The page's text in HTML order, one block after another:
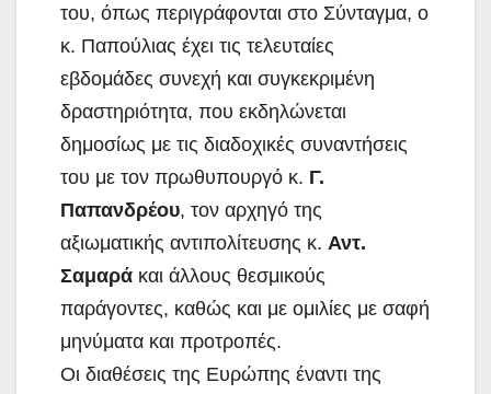
του, όπως περιγράφονται στο Σύνταγμα, ο
κ. Παπούλιας έχει τις τελευταίες
εβδομάδες συνεχή και συγκεκριμένη
δραστηριότητα, που εκδηλώνεται
δημοσίως με τις διαδοχικές συναντήσεις
του με τον πρωθυπουργό κ. Γ.
Παπανδρέου, τον αρχηγό της
αξιωματικής αντιπολίτευσης κ. Αντ.
Σαμαρά και άλλους θεσμικούς
παράγοντες, καθώς και με ομιλίες με σαφή
μηνύματα και προτροπές.
Οι διαθέσεις της Ευρώπης έναντι της